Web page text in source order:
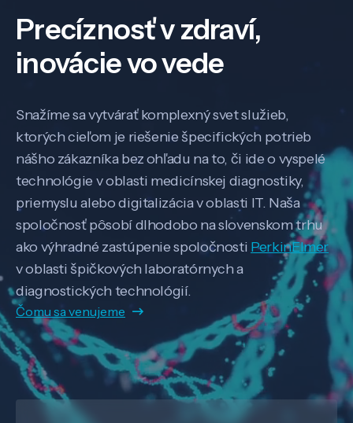
Precíznosť v zdraví,
inovácie vo vede
Snažíme sa vytvárať komplexný svet služieb,
ktorých cieľom je riešenie špecifických potrieb
nášho zákazníka bez ohľadu na to, či ide o vyspelé
technológie v oblasti medicínskej diagnostiky,
priemyslu alebo digitalizácia v oblasti IT. Naša
spoločnosť pôsobí dlhodobo na slovenskom trhu
ako výhradné zastúpenie spoločnosti PerkinElmer
v oblasti špičkových laboratórnych a
diagnostických technológií.
Čomu sa venujeme